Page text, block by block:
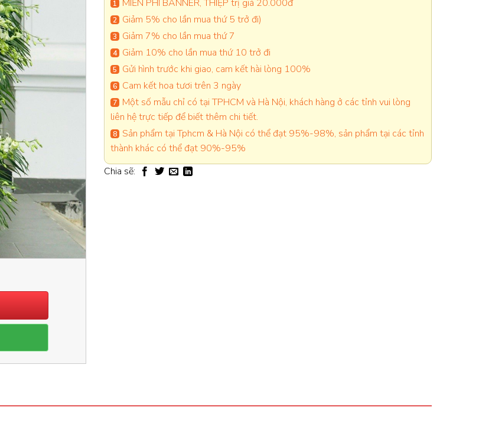
MIỄN PHÍ BANNER, THIỆP trị giá 20.000đ
Giảm 5% cho lần mua thứ 5 trở đi)
Giảm 7% cho lần mua thứ 7
Giảm 10% cho lần mua thứ 10 trở đi
Gửi hình trước khi giao, cam kết hài lòng 100%
Cam kết hoa tươi trên 3 ngày
Một số mẫu chỉ có tại TPHCM và Hà Nội, khách hàng ở các tỉnh vui lòng
liên hệ trực tiếp để biết thêm chi tiết.
Sản phẩm tại Tphcm & Hà Nội có thể đạt 95%-98%, sản phẩm tại các tỉnh
thành khác có thể đạt 90%-95%
Chia sẽ: